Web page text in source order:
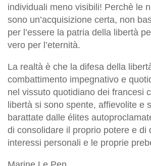
individuali meno visibili! Perchè le
sono un’acquisizione certa, non
per l’essere la patria della libertà
vero per l’eternità.
La realtà è che la difesa della
combattimento impegnativo e
nel vissuto quotidiano dei francesi
libertà si sono spente, affievolite e
barattate dalle élites
di consolidare il proprio potere e di
interessi personali e le proprie